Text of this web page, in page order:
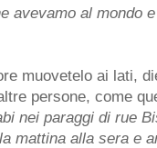
avevamo al mondo
muovetelo ai lati,
persone, come
nei paraggi di rue
mattina alla sera e